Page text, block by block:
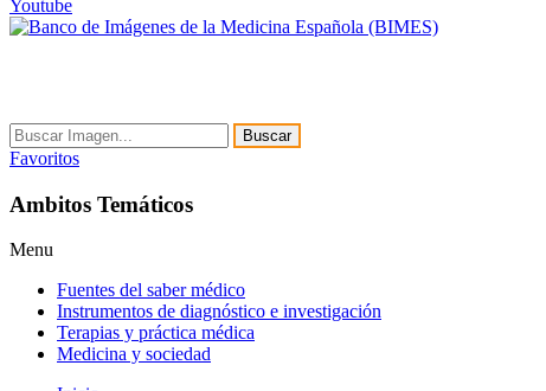
Youtube
Buscar
Favoritos
Ambitos Temáticos
Menu
Fuentes del saber médico
Instrumentos de diagnóstico e investigación
Terapias y práctica médica
Medicina y sociedad